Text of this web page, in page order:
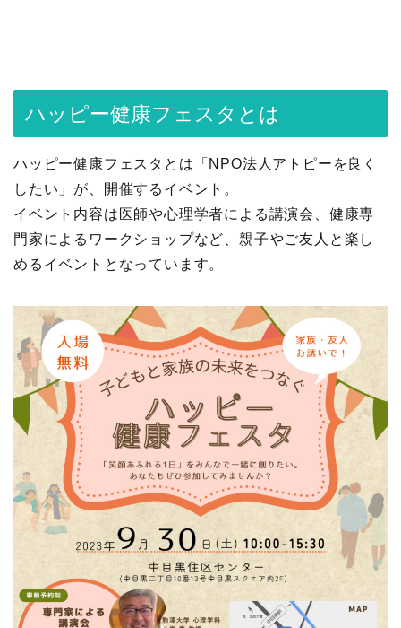
ハッピー健康フェスタとは
ハッピー健康フェスタとは「NPO法人アトピーを良く
したい」が、開催するイベント。
イベント内容は医師や心理学者による講演会、健康専
門家によるワークショップなど、親子やご友人と楽し
めるイベントとなっています。